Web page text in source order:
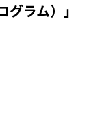
ラム）」